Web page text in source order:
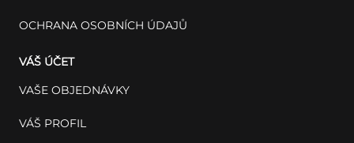
OCHRANA OSOBNÍCH ÚDAJŮ
VÁŠ ÚČET
VAŠE OBJEDNÁVKY
VÁŠ PROFIL